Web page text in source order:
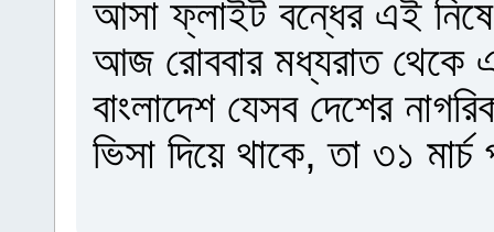
আসা ফ্লাইট বন্ধের এই
আজ রোববার মধ্যরাত থেকে
বাংলাদেশ যেসব দেশের
ভিসা দিয়ে থাকে, তা ৩১